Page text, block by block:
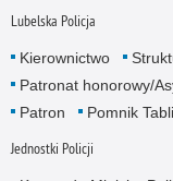
Lubelska Policja
Kierownictwo
Patronat honorowy/
Patron
Pomnik
Jednostki Policji